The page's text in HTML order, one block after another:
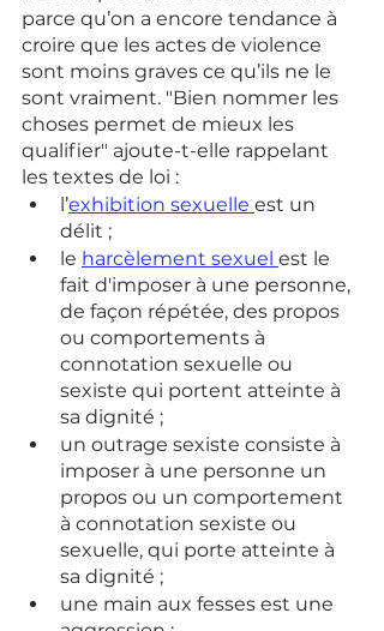
parce qu’on a encore tendance à
croire que les actes de violence
sont moins graves ce qu’ils ne le
sont vraiment. "Bien nommer les
choses permet de mieux les
qualifier" ajoute-t-elle rappelant
les textes de loi :
l’exhibition sexuelle est un
délit ;
le harcèlement sexuel est le
fait d'imposer à une personne,
de façon répétée, des propos
ou comportements à
connotation sexuelle ou
sexiste qui portent atteinte à
sa dignité ;
un outrage sexiste consiste à
imposer à une personne un
propos ou un comportement
à connotation sexiste ou
sexuelle, qui porte atteinte à
sa dignité ;
une main aux fesses est une